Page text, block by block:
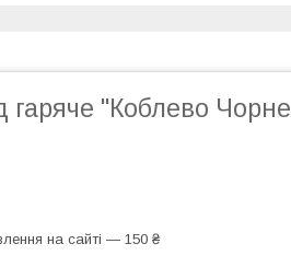
гаряче "Коблево Чорне
на сайті — 150 ₴